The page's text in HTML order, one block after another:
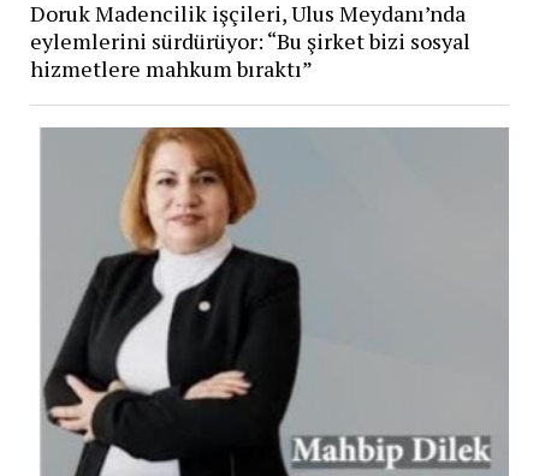
Doruk Madencilik işçileri, Ulus Meydanı’nda
eylemlerini sürdürüyor: “Bu şirket bizi sosyal
hizmetlere mahkum bıraktı”